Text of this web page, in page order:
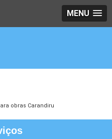
MENU
obras Carandiru